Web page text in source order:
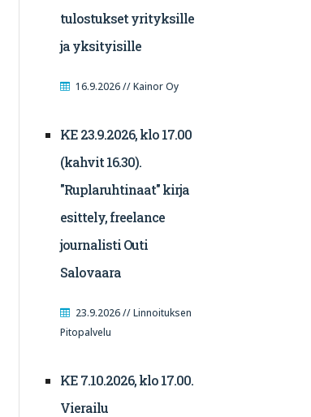
tulostukset yrityksille
ja yksityisille
16.9.2026 // Kainor Oy
KE 23.9.2026, klo 17.00
(kahvit 16.30).
"Ruplaruhtinaat" kirja
esittely, freelance
journalisti Outi
Salovaara
23.9.2026 // Linnoituksen
Pitopalvelu
KE 7.10.2026, klo 17.00.
Vierailu